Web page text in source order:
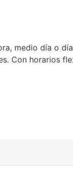
medio día o
Con horarios